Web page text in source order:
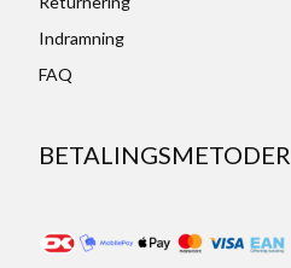
Indramning
FAQ
BETALINGSMETODER